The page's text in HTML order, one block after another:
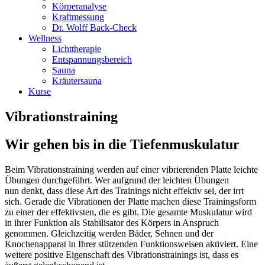
Körperanalyse
Kraftmessung
Dr. Wolff Back-Check
Wellness
Lichttherapie
Entspannungsbereich
Sauna
Kräutersauna
Kurse
Vibrationstraining
Wir gehen bis in die Tiefenmuskulatur
Beim Vibrationstraining werden auf einer vibrierenden Platte leichte
Übungen durchgeführt. Wer aufgrund der leichten Übungen
nun denkt, dass diese Art des Trainings nicht effektiv sei, der irrt
sich. Gerade die Vibrationen der Platte machen diese Trainingsform
zu einer der effektivsten, die es gibt. Die gesamte Muskulatur wird
in ihrer Funktion als Stabilisator des Körpers in Anspruch
genommen. Gleichzeitig werden Bäder, Sehnen und der
Knochenapparat in Ihrer stützenden Funktionsweisen aktiviert. Eine
weitere positive Eigenschaft des Vibrationstrainings ist, dass es